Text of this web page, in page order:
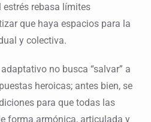
estrés rebasa límites
que haya espacios para la
y colectiva.
no busca “salvar” a
heroicas; antes bien, se
para que todas las
forma armónica, articulada y